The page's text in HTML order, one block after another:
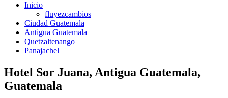
Inicio
fluyezcambios
Ciudad Guatemala
Antigua Guatemala
Quetzaltenango
Panajachel
Hotel Sor Juana, Antigua Guatemala,
Guatemala